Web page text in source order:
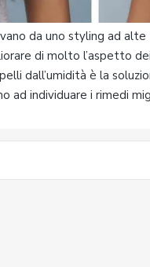
da uno styling ad
di molto l’aspetto
dall’umidità è la
individuare i rimedi